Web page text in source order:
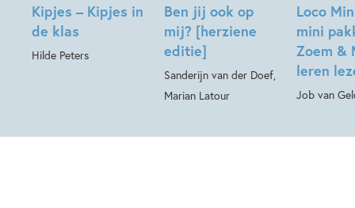
Kipjes – Kipjes in
de klas
Hilde Peters
Ben jij ook op
mij? [herziene
editie]
Sanderijn van der Doef,
Marian Latour
Loco
mini
Zoem &
leren
Job van